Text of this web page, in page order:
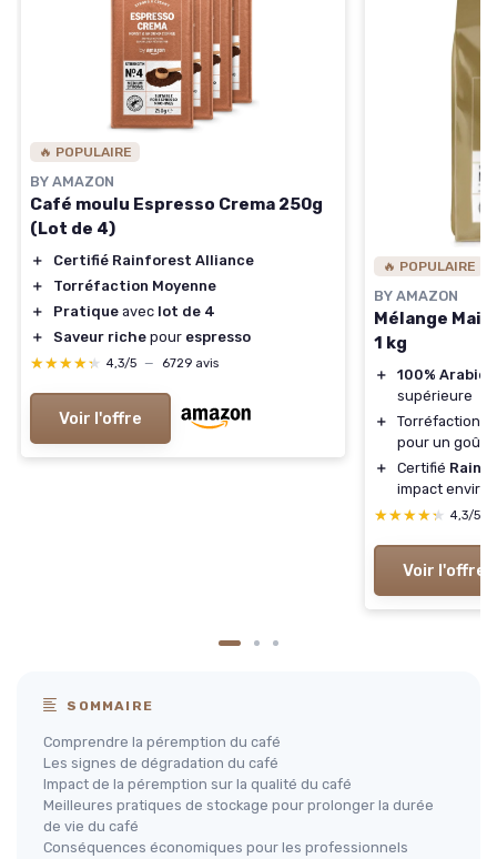
🔥 POPULAIRE
BY AMAZON
Café moulu Espresso Crema 250g
(Lot de 4)
＋
Certifié Rainforest Alliance
＋
Torréfaction Moyenne
＋
Pratique avec lot de 4
＋
Saveur riche pour espresso
★★★★★
★★★★★ 4,3/5 — 6729 avis
Voir l'offre
🔥 POPULAIRE
BY AMAZON
Mélange
1 kg
＋ 100% Arabica
supérieure
＋
Torréfaction
pour un goût
＋
Certifié
impact
★★★★★
★★★★★ 4,3/5
Voir l'offre
SOMMAIRE
Comprendre la péremption du café
Les signes de dégradation du café
Impact de la péremption sur la qualité du café
Meilleures pratiques de stockage pour prolonger la durée
de vie du café
Conséquences économiques pour les professionnels